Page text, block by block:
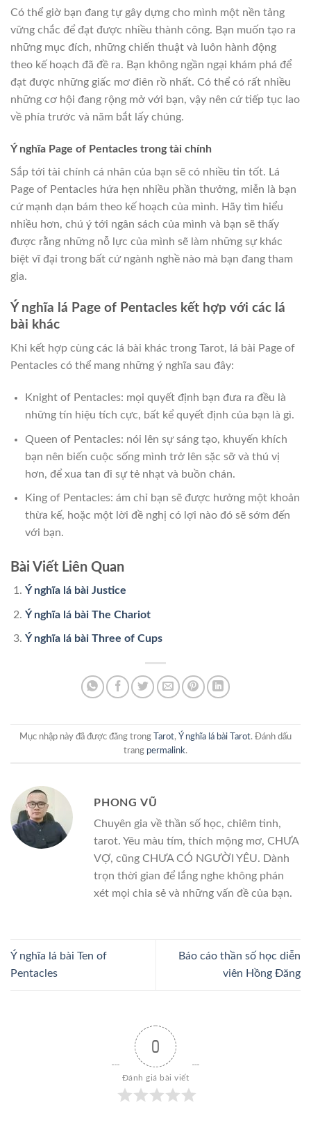
Có thể giờ bạn đang tự gây dựng cho mình một nền tảng
vững chắc để đạt được nhiều thành công. Bạn muốn tạo ra
những mục đích, những chiến thuật và luôn hành động
theo kế hoạch đã đề ra. Bạn không ngần ngại khám phá để
đạt được những giấc mơ điên rồ nhất. Có thể có rất nhiều
những cơ hội đang rộng mở với bạn, vậy nên cứ tiếp tục lao
về phía trước và năm bắt lấy chúng.
Ý nghĩa Page of Pentacles trong tài chính
Sắp tới tài chính cá nhân của bạn sẽ có nhiều tin tốt. Lá
Page of Pentacles hứa hẹn nhiều phần thưởng, miễn là bạn
cứ mạnh dạn bám theo kế hoạch của mình. Hãy tìm hiểu
nhiều hơn, chú ý tới ngân sách của mình và bạn sẽ thấy
được rằng những nỗ lực của mình sẽ làm những sự khác
biệt vĩ đại trong bất cứ ngành nghề nào mà bạn đang tham
gia.
Ý nghĩa lá Page of Pentacles kết hợp với các lá
bài khác
Khi kết hợp cùng các lá bài khác trong Tarot, lá bài Page of
Pentacles có thể mang những ý nghĩa sau đây:
Knight of Pentacles: mọi quyết định bạn đưa ra đều là
những tín hiệu tích cực, bất kể quyết định của bạn là gì.
Queen of Pentacles: nói lên sự sáng tạo, khuyến khích
bạn nên biến cuộc sống mình trở lên sặc sỡ và thú vị
hơn, để xua tan đi sự tẻ nhạt và buồn chán.
King of Pentacles: ám chỉ bạn sẽ được hưởng một khoản
thừa kế, hoặc một lời đề nghị có lợi nào đó sẽ sớm đến
với bạn.
Bài Viết Liên Quan
Ý nghĩa lá bài Justice
Ý nghĩa lá bài The Chariot
Ý nghĩa lá bài Three of Cups
Mục nhập này đã được đăng trong Tarot, Ý nghĩa lá bài Tarot. Đánh dấu
trang permalink.
PHONG VŨ
Chuyên gia về thần số học, chiêm tinh,
tarot. Yêu màu tím, thích mộng mơ, CHƯA
VỢ, cũng CHƯA CÓ NGƯỜI YÊU. Dành
trọn thời gian để lắng nghe không phán
xét mọi chia sẻ và những vấn đề của bạn.
Ý nghĩa lá bài Ten of
Pentacles
Báo cáo thần số học diễn
viên Hồng Đăng
0
Đánh giá bài viết